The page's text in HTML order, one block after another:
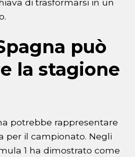
di trasformarsi in un
può
la stagione
potrebbe rappresentare
per il campionato. Negli
1 ha dimostrato come